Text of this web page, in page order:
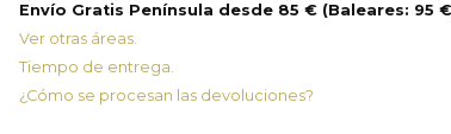
Envío Gratis Península desde 85 € (Baleares: 95
Ver otras áreas.
Tiempo de entrega.
¿Cómo se procesan las devoluciones?